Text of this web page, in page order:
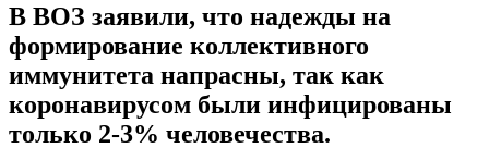
В ВОЗ заявили, что надежды на
формирование коллективного
иммунитета напрасны, так как
коронавирусом были инфицированы
только 2-3% человечества.